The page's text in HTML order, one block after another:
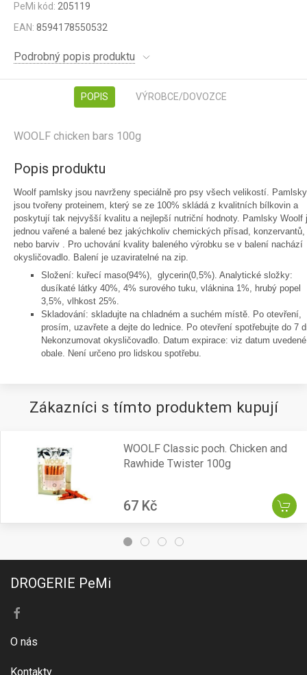
PeMi kód: 205119
EAN: 8594178550532
Podrobný popis produktu
POPIS VÝROBCE/DOVOZCE
WOOLF chicken bars 100g
Popis produktu
Woolf pamlsky jsou navrženy speciálně pro psy všech velikostí. Pamlsky
jsou tvořeny proteinem, který se ze 100% skládá z kvalitních bílkovin a
poskytují tak nejvyšší kvalitu a nejlepší nutriční hodnoty. Pamlsky Woolf
jednou vařené a balené bez jakýchkoliv chemických přísad, konzervantů,
nebo barviv . Pro uchování kvality baleného výrobku se v balení nachází
okysličovadlo. Balení je uzaviratelné na zip.
Složení: kuřecí maso(94%), glycerin(0,5%). Analytické složky:
dusíkaté látky 40%, 4% surového tuku, vláknina 1%, hrubý popel
3,5%, vlhkost 25%.
Skladování: skladujte na chladném a suchém místě. Po otevření,
prosím, uzavřete a dejte do lednice. Po otevření spotřebujte do 7
Nekonzumovat okysličovadlo. Datum expirace: viz datum
obale. Není určeno pro lidskou spotřebu.
Zákazníci s tímto produktem kupují
WOOLF Classic poch. Chicken and
Rawhide Twister 100g
67 Kč
DROGERIE PeMi
O nás
Kontakty